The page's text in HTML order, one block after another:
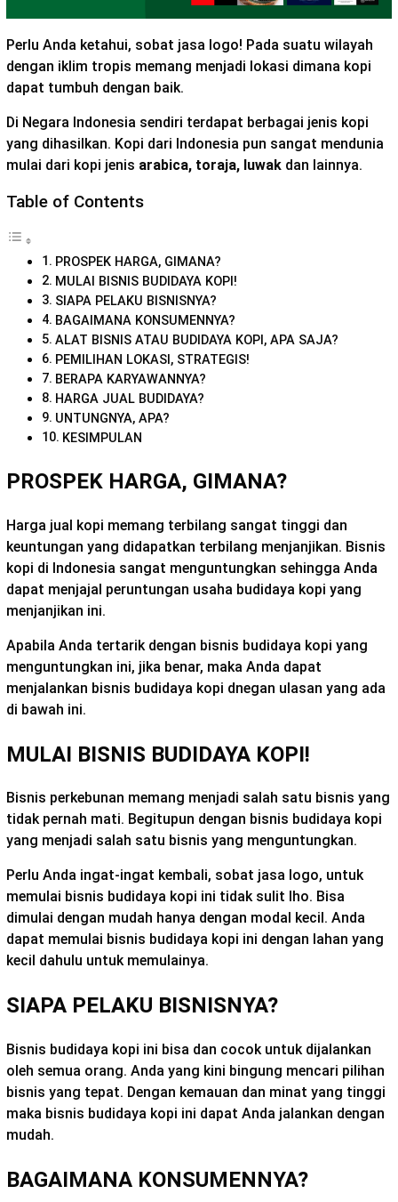
Perlu Anda ketahui, sobat jasa logo! Pada suatu wilayah
dengan iklim tropis memang menjadi lokasi dimana kopi
dapat tumbuh dengan baik.
Di Negara Indonesia sendiri terdapat berbagai jenis kopi
yang dihasilkan. Kopi dari Indonesia pun sangat mendunia
mulai dari kopi jenis arabica, toraja, luwak dan lainnya.
Table of Contents
PROSPEK HARGA, GIMANA?
MULAI BISNIS BUDIDAYA KOPI!
SIAPA PELAKU BISNISNYA?
BAGAIMANA KONSUMENNYA?
ALAT BISNIS ATAU BUDIDAYA KOPI, APA SAJA?
PEMILIHAN LOKASI, STRATEGIS!
BERAPA KARYAWANNYA?
HARGA JUAL BUDIDAYA?
UNTUNGNYA, APA?
KESIMPULAN
PROSPEK HARGA, GIMANA?
Harga jual kopi memang terbilang sangat tinggi dan
keuntungan yang didapatkan terbilang menjanjikan. Bisnis
kopi di Indonesia sangat menguntungkan sehingga Anda
dapat menjajal peruntungan usaha budidaya kopi yang
menjanjikan ini.
Apabila Anda tertarik dengan bisnis budidaya kopi yang
menguntungkan ini, jika benar, maka Anda dapat
menjalankan bisnis budidaya kopi dnegan ulasan yang ada
di bawah ini.
MULAI BISNIS BUDIDAYA KOPI!
Bisnis perkebunan memang menjadi salah satu bisnis yang
tidak pernah mati. Begitupun dengan bisnis budidaya kopi
yang menjadi salah satu bisnis yang menguntungkan.
Perlu Anda ingat-ingat kembali, sobat jasa logo, untuk
memulai bisnis budidaya kopi ini tidak sulit lho. Bisa
dimulai dengan mudah hanya dengan modal kecil. Anda
dapat memulai bisnis budidaya kopi ini dengan lahan yang
kecil dahulu untuk memulainya.
SIAPA PELAKU BISNISNYA?
Bisnis budidaya kopi ini bisa dan cocok untuk dijalankan
oleh semua orang. Anda yang kini bingung mencari pilihan
bisnis yang tepat. Dengan kemauan dan minat yang tinggi
maka bisnis budidaya kopi ini dapat Anda jalankan dengan
mudah.
BAGAIMANA KONSUMENNYA?